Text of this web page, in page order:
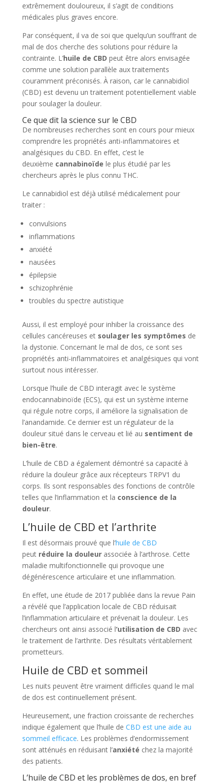
extrêmement douloureux, il s’agit de conditions
médicales plus graves encore.
Par conséquent, il va de soi que quelqu’un souffrant de
mal de dos cherche des solutions pour réduire la
contrainte. L’huile de CBD peut être alors envisagée
comme une solution parallèle aux traitements
couramment préconisés. À raison, car le cannabidiol
(CBD) est devenu un traitement potentiellement viable
pour soulager la douleur.
Ce que dit la science sur le CBD
De nombreuses recherches sont en cours pour mieux
comprendre les propriétés anti-inflammatoires et
analgésiques du CBD. En effet, c’est le
deuxième cannabinoïde le plus étudié par les
chercheurs après le plus connu THC.
Le cannabidiol est déjà utilisé médicalement pour
traiter :
convulsions
inflammations
anxiété
nausées
épilepsie
schizophrénie
troubles du spectre autistique
Aussi, il est employé pour inhiber la croissance des
cellules cancéreuses et soulager les symptômes de
la dystonie. Concernant le mal de dos, ce sont ses
propriétés anti-inflammatoires et analgésiques qui vont
surtout nous intéresser.
Lorsque l’huile de CBD interagit avec le système
endocannabinoïde (ECS), qui est un système interne
qui régule notre corps, il améliore la signalisation de
l’anandamide. Ce dernier est un régulateur de la
douleur situé dans le cerveau et lié au sentiment de
bien-être.
L’huile de CBD a également démontré sa capacité à
réduire la douleur grâce aux récepteurs TRPV1 du
corps. Ils sont responsables des fonctions de contrôle
telles que l’inflammation et la conscience de la
douleur.
L’huile de CBD et l’arthrite
Il est désormais prouvé que l’huile de CBD
peut réduire la douleurassociée à l’arthrose. Cette
maladie multifonctionnelle qui provoque une
dégénérescence articulaire et une inflammation.
En effet, une étude de 2017 publiée dans la revue Pain
a révélé que l’application locale de CBD réduisait
l’inflammation articulaire et prévenait la douleur. Les
chercheurs ont ainsi associé l‘utilisation de CBD avec
le traitement de l’arthrite. Des résultats véritablement
prometteurs.
Huile de CBD et sommeil
Les nuits peuvent être vraiment difficiles quand le mal
de dos est continuellement présent.
Heureusement, une fraction croissante de recherches
indique également que l’huile de CBD est une aide au
sommeil efficace. Les problèmes d’endormissement
sont atténués en réduisant l’anxiété chez la majorité
des patients.
L’huile de CBD et les problèmes de dos, en bref